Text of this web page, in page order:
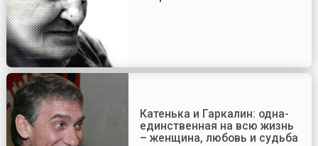
Катенька и Гаркалин: одна-
единственная на всю жизнь
– женщина, любовь и судьба